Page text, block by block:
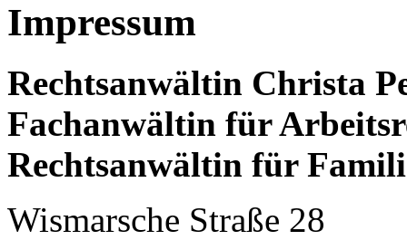
Impressum
Rechtsanwältin Christa
Fachanwältin für
Rechtsanwältin für
Wismarsche Straße 28